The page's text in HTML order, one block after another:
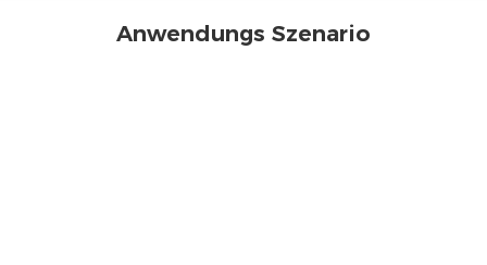
Anwendungs Szenario